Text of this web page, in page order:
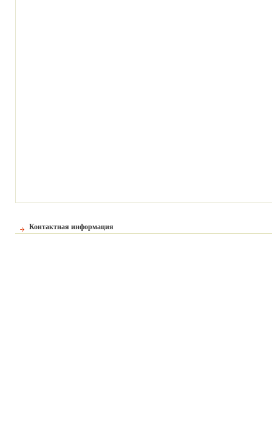
Контактная информация